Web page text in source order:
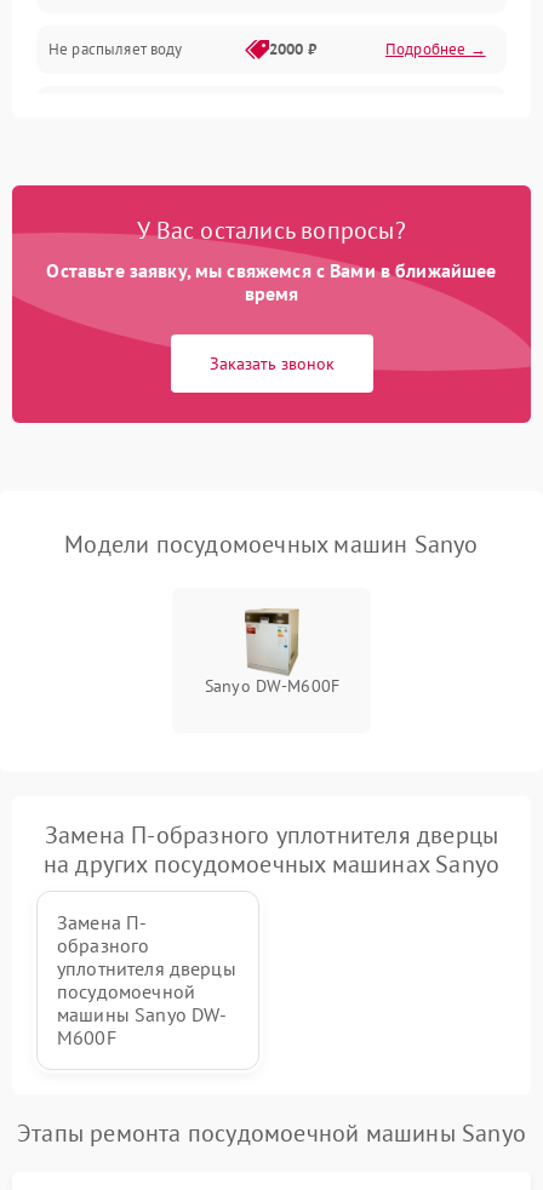
Программное обеспечение
Не распыляет воду 2000 ₽ Подробнее →
Проблемы с набором
Не работает сушилка 2100 ₽ Подробнее →
Сбои в работе таймера 1700 ₽
У Вас остались вопросы?
Оставьте заявку, мы свяжемся с Вами в ближайшее
время
Заказать звонок
Модели посудомоечных машин Sanyo
Sanyo DW-M600F
Замена П-образного уплотнителя дверцы
на других посудомоечных машинах Sanyo
Замена П-
образного
уплотнителя дверцы
посудомоечной
машины Sanyo DW-
M600F
Этапы ремонта посудомоечной машины Sanyo